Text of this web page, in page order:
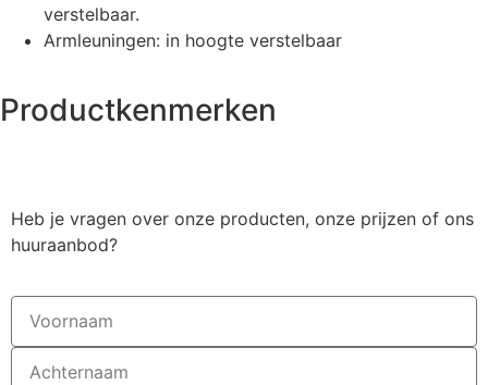
verstelbaar.
Armleuningen: in hoogte verstelbaar
Productkenmerken
Heb je vragen over onze producten, onze prijzen of ons
huuraanbod?